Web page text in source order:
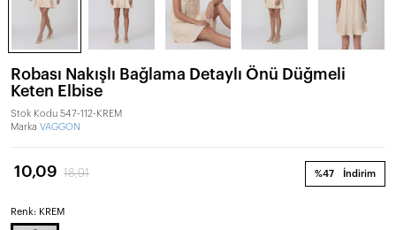
Robası Nakışlı Bağlama Detaylı Önü Düğmeli
Keten Elbise
Stok Kodu 547-112-KREM
Marka VAGGON
%47 İndirim
10,09 18,91
Renk: KREM